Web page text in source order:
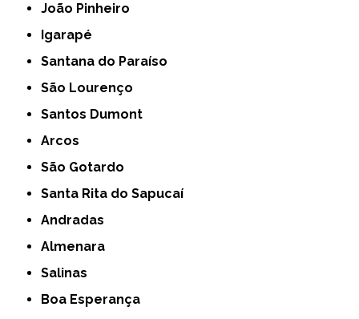
João Pinheiro
Igarapé
Santana do Paraíso
São Lourenço
Santos Dumont
Arcos
São Gotardo
Santa Rita do Sapucaí
Andradas
Almenara
Salinas
Boa Esperança